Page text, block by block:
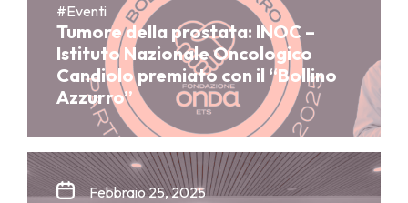
#Eventi
Tumore della prostata: INOC –
Istituto Nazionale Oncologico
Candiolo premiato con il “Bollino
Azzurro”
Febbraio 25, 2025